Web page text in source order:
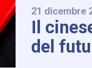
News ed
21 dicembre
Il
del